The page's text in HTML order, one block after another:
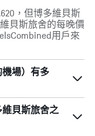
，但博多維貝斯
貝斯旅舍的每晚價
用戶來
場）有多
貝斯旅舍之